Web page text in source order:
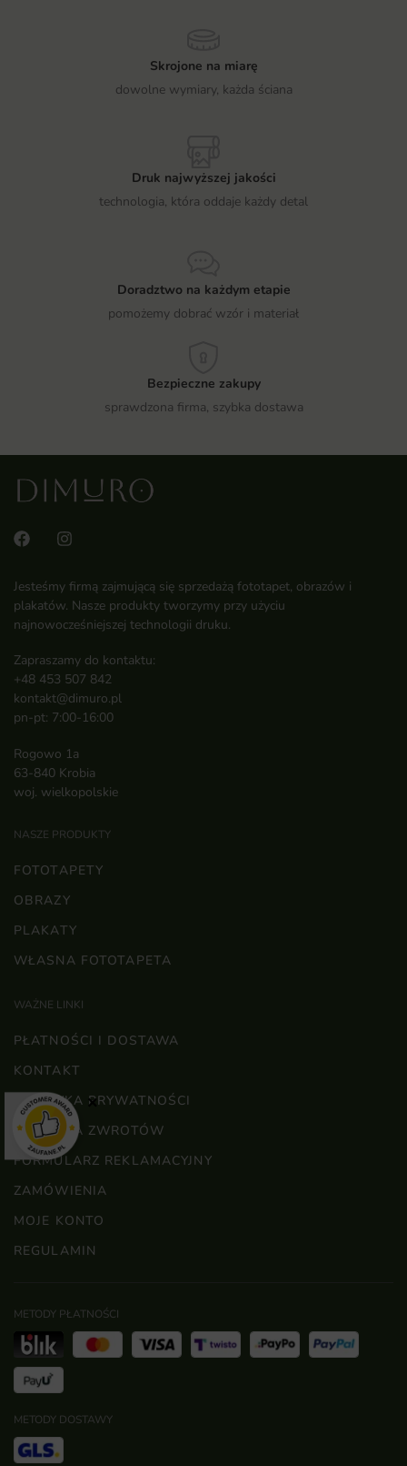
Skrojone na miarę
dowolne wymiary, każda ściana
Druk najwyższej jakości
technologia, która oddaje każdy detal
Doradztwo na każdym etapie
pomożemy dobrać wzór i materiał
Bezpieczne zakupy
sprawdzona firma, szybka dostawa
Jesteśmy firmą zajmującą się sprzedażą fototapet, obrazów i
plakatów. Nasze produkty tworzymy przy użyciu
najnowocześniejszej technologii druku.
Zapraszamy do kontaktu:
+48 453 507 842
kontakt@dimuro.pl
pn-pt: 7:00-16:00
Rogowo 1a
63-840 Krobia
woj. wielkopolskie
NASZE PRODUKTY
FOTOTAPETY
OBRAZY
PLAKATY
WŁASNA FOTOTAPETA
WAŻNE LINKI
PŁATNOŚCI I DOSTAWA
KONTAKT
POLITYKA PRYWATNOŚCI
POLITYKA ZWROTÓW
FORMULARZ REKLAMACYJNY
ZAMÓWIENIA
MOJE KONTO
REGULAMIN
METODY PŁATNOŚCI
METODY DOSTAWY
×